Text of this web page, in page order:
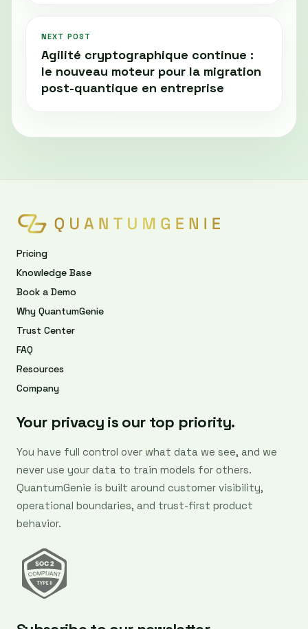
NEXT POST
Agilité cryptographique continue :
le nouveau moteur pour la migration
post-quantique en entreprise
Pricing
Knowledge Base
Book a Demo
Why QuantumGenie
Trust Center
FAQ
Resources
Company
Your privacy is our top priority.
You have full control over what data we see, and we
never use your data to train models for others.
QuantumGenie is built around customer visibility,
operational boundaries, and trust-first product
behavior.